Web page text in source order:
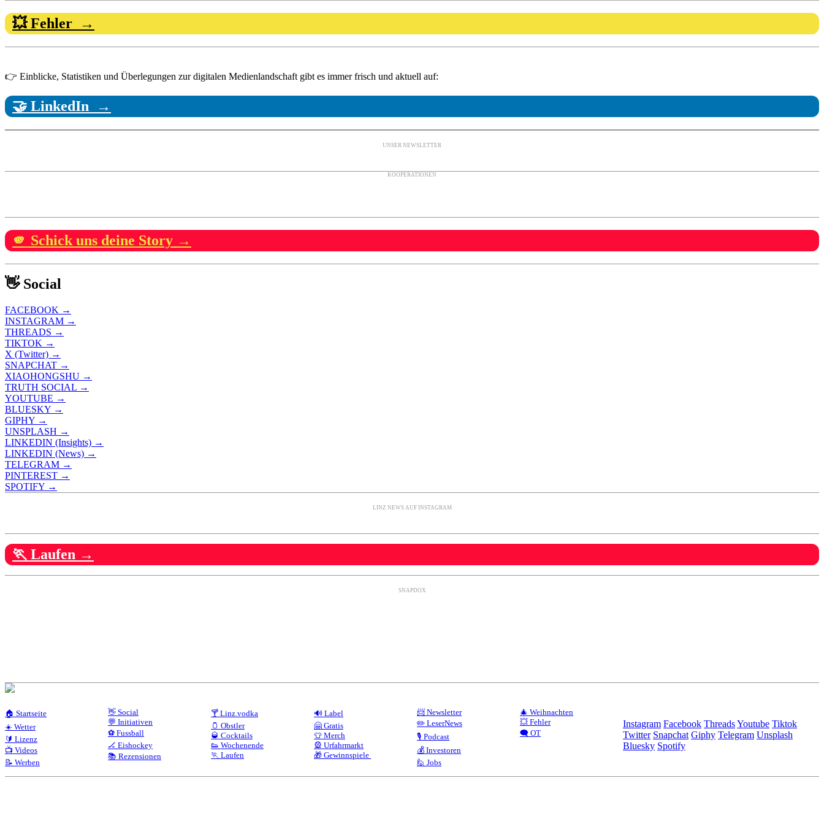
💥 Fehler →
👉 Einblicke, Statistiken und Überlegungen zur digitalen Medienlandschaft gibt es immer frisch und aktuell auf:
🤝 LinkedIn →
UNSER NEWSLETTER
KOOPERATIONEN
🫵 Schick uns deine Story →
👋 Social
FACEBOOK →
INSTAGRAM →
THREADS →
TIKTOK →
X (Twitter) →
SNAPCHAT →
XIAOHONGSHU →
TRUTH SOCIAL →
YOUTUBE →
BLUESKY →
GIPHY →
UNSPLASH →
LINKEDIN (Insights) →
LINKEDIN (News) →
TELEGRAM →
PINTEREST →
SPOTIFY →
LINZ NEWS AUF INSTAGRAM
🏃 Laufen →
SNAPDOX
🏠 Startseite
☀️ Wetter
🔰 Lizenz
📺 Videos
📝 Werben
👋 Social
💬 Initiativen
⚽ Fussball
🏒 Eishockey
📚 Rezensionen
🍸 Linz.vodka
🫙 Obstler
🥃 Cocktails
👟 Wochenende
🏃 Laufen
🔊 Label
🤗 Gratis
👕 Merch
🎡 Urfahrmarkt
🎁 Gewinnspiele
📨 Newsletter
✏️ LeserNews
🎙️ Podcast
💰 Investoren
🙋 Jobs
🎄 Weihnachten
💥 Fehler
🗨️ OT
Instagram Facebook ThreadsYoutube Tiktok
Twitter Snapchat Giphy Telegram Unsplash
Bluesky Spotify